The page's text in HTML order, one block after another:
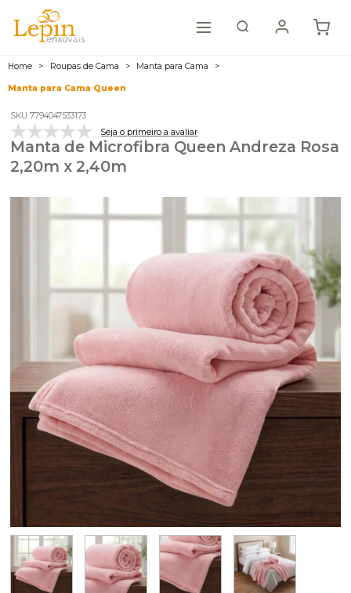
Home Roupas de Cama Manta para Cama
Manta para Cama Queen
SKU 7794047533173
Seja o primeiro a avaliar
Manta de Microfibra Queen Andreza Rosa
2,20m x 2,40m